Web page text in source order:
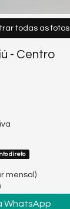
todas as fotos
- Centro
direto
mensal)
WhatsApp